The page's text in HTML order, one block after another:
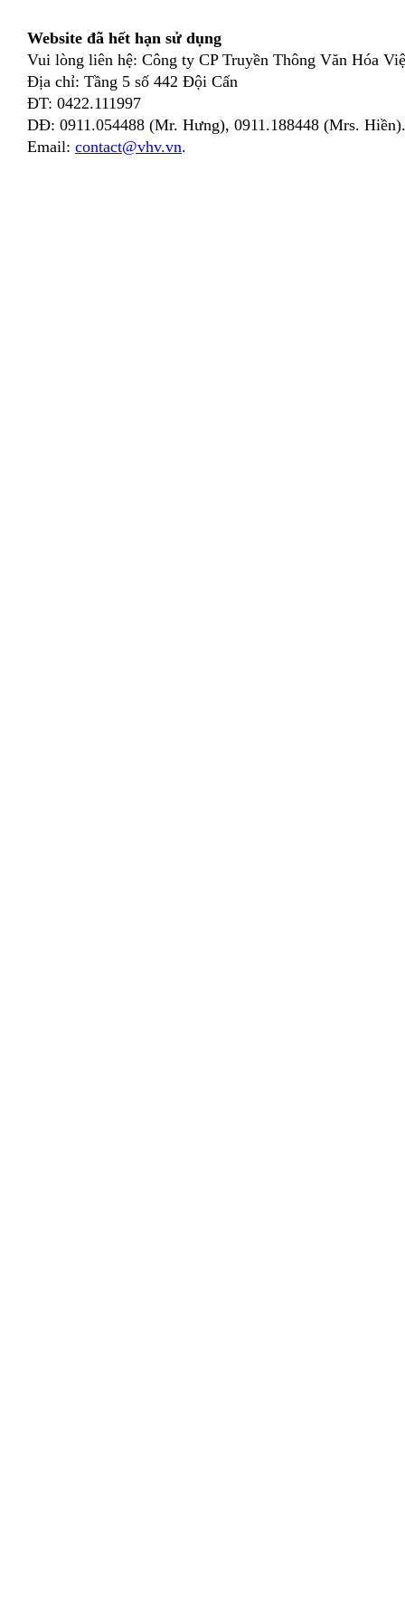
Website đã hết hạn sử dụng
Vui lòng liên hệ: Công ty CP Truyền Thông Văn Hóa
Địa chỉ: Tầng 5 số 442 Đội Cấn
ĐT: 0422.111997
DĐ: 0911.054488 (Mr. Hưng), 0911.188448 (Mrs. Hiền).
Email: contact@vhv.vn.